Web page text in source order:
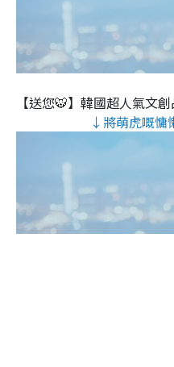
【送您🐯】韓國超人氣文
↓將萌虎嘅慵